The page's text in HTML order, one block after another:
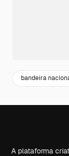
bandeira
A plataforma